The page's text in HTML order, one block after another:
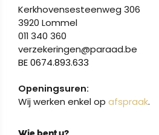
Kerkhovensesteenweg 306
3920 Lommel
011 340 360
verzekeringen@paraad.be
BE 0674.893.633
Openingsuren:
Wij werken enkel op afspraak.